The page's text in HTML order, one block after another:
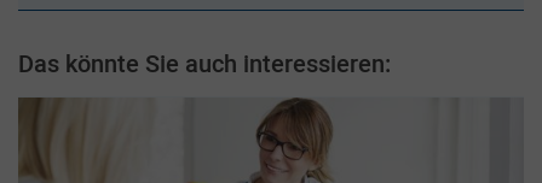
Das könnte Sie auch interessieren: